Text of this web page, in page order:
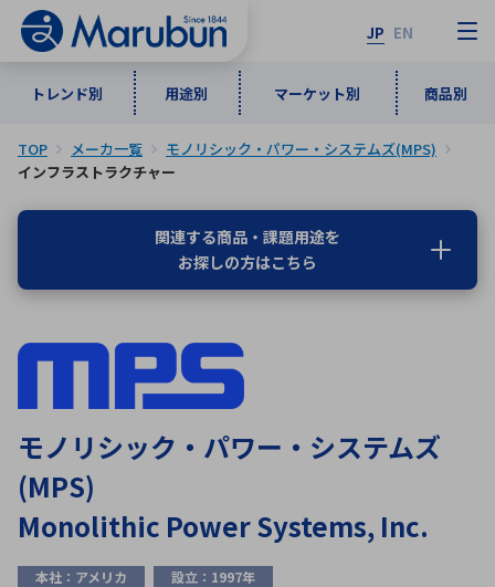
JP EN
トレンド別 用途別 マーケット別 商品別
トレンド別
インダストリアルDXソリューション
5G・Local 5G
ワイヤレス給電
ロボティクス（AI）
用途別
通信・ネットワーク
監視・セキュリティ
計測・検出
品質管理・検査
マーケット別
自動車 産業
情報通信
商品別
半導体・電子部品 ソフトウェア
計測・測定・表示機器
ICTソリューション
メーカ一覧
あ行 か行 さ行
た行
な行
は行
わ行
アルファベット順
C
TOP メーカ一覧
モノリシック・パワー・システムズ(MPS)
インフラストラクチャー
関連する商品・課題用途を
お探しの方はこちら
モノリシック・パワー・システムズ
(MPS)
Monolithic Power Systems, Inc.
本社：アメリカ 設立：1997年